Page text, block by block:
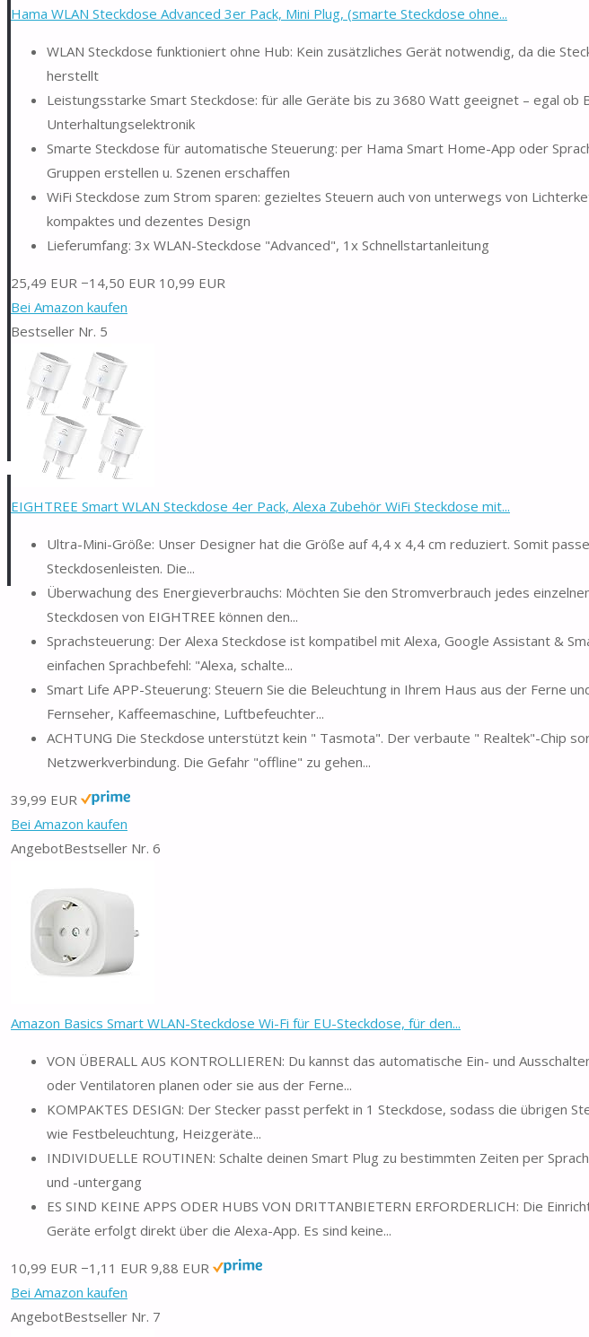
Hama WLAN Steckdose Advanced 3er Pack, Mini Plug, (smarte Steckdose ohne...
WLAN Steckdose funktioniert ohne Hub: Kein zusätzliches Gerät notwendig, da die
herstellt
Leistungsstarke Smart Steckdose: für alle Geräte bis zu 3680 Watt geeignet – egal ob
Unterhaltungselektronik
Smarte Steckdose für automatische Steuerung: per Hama Smart Home-App oder
Gruppen erstellen u. Szenen erschaffen
WiFi Steckdose zum Strom sparen: gezieltes Steuern auch von unterwegs von
kompaktes und dezentes Design
Lieferumfang: 3x WLAN-Steckdose "Advanced", 1x Schnellstartanleitung
25,49 EUR −14,50 EUR 10,99 EUR
Bei Amazon kaufen
Bestseller Nr. 5
EIGHTREE Smart WLAN Steckdose 4er Pack, Alexa Zubehör WiFi Steckdose mit...
Ultra-Mini-Größe: Unser Designer hat die Größe auf 4,4 x 4,4 cm reduziert. Somit
Steckdosenleisten. Die...
Überwachung des Energieverbrauchs: Möchten Sie den Stromverbrauch jedes
Steckdosen von EIGHTREE können den...
Sprachsteuerung: Der Alexa Steckdose ist kompatibel mit Alexa, Google Assistant &
einfachen Sprachbefehl: "Alexa, schalte...
Smart Life APP-Steuerung: Steuern Sie die Beleuchtung in Ihrem Haus aus der Ferne
Fernseher, Kaffeemaschine, Luftbefeuchter...
ACHTUNG Die Steckdose unterstützt kein " Tasmota". Der verbaute " Realtek"-Chip
Netzwerkverbindung. Die Gefahr "offline" zu gehen...
39,99 EUR
Bei Amazon kaufen
AngebotBestseller Nr. 6
Amazon Basics Smart WLAN-Steckdose Wi-Fi für EU-Steckdose, für den...
VON ÜBERALL AUS KONTROLLIEREN: Du kannst das automatische Ein- und
oder Ventilatoren planen oder sie aus der Ferne...
KOMPAKTES DESIGN: Der Stecker passt perfekt in 1 Steckdose, sodass die übrigen
wie Festbeleuchtung, Heizgeräte...
INDIVIDUELLE ROUTINEN: Schalte deinen Smart Plug zu bestimmten Zeiten per
und -untergang
ES SIND KEINE APPS ODER HUBS VON DRITTANBIETERN ERFORDERLICH: Die
Geräte erfolgt direkt über die Alexa-App. Es sind keine...
10,99 EUR −1,11 EUR 9,88 EUR
Bei Amazon kaufen
AngebotBestseller Nr. 7